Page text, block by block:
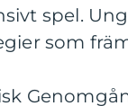
spel.
som